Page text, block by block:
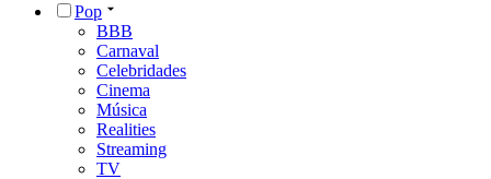
Pop
BBB
Carnaval
Celebridades
Cinema
Música
Realities
Streaming
TV